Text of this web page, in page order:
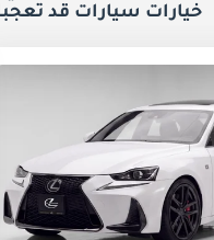
خيارات سيارات قد